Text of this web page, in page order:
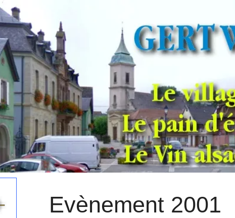
Evènement 2001